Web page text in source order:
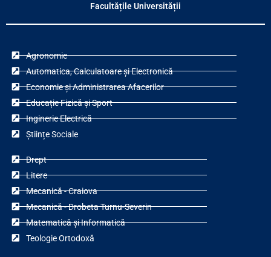
Facultățile Universității
Agronomie
Automatica, Calculatoare și Electronică
Economie și Administrarea Afacerilor
Educație Fizică și Sport
Inginerie Electrică
Științe Sociale
Drept
Litere
Mecanică - Craiova
Mecanică - Drobeta Turnu-Severin
Matematică și Informatică
Teologie Ortodoxă